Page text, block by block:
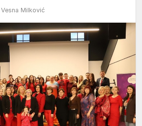
Vesna Milković